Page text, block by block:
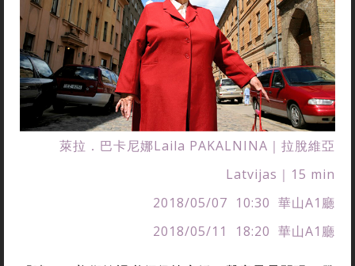
萊拉．巴卡尼娜Laila PAKALNINA｜拉脫維亞
Latvijas｜15 min
2018/05/07 10:30 華山A1廳
2018/05/11 18:20 華山A1廳